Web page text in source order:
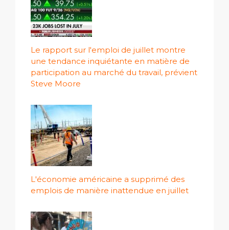
Le rapport sur l'emploi de juillet montre
une tendance inquiétante en matière de
participation au marché du travail, prévient
Steve Moore
L'économie américaine a supprimé des
emplois de manière inattendue en juillet